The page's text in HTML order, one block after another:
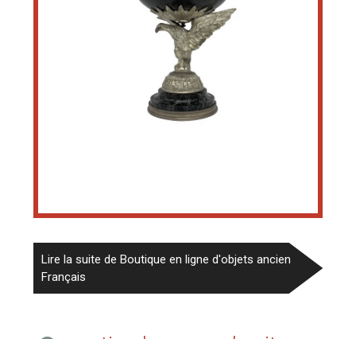
Lire la suite de Boutique en ligne d'objets ancien
Français